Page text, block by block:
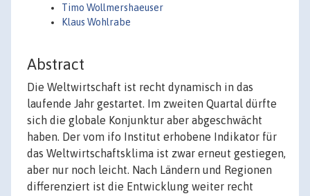
Timo Wollmershaeuser
Klaus Wohlrabe
Abstract
Die Weltwirtschaft ist recht dynamisch in das
laufende Jahr gestartet. Im zweiten Quartal dürfte
sich die globale Konjunktur aber abgeschwächt
haben. Der vom ifo Institut erhobene Indikator für
das Weltwirtschaftsklima ist zwar erneut gestiegen,
aber nur noch leicht. Nach Ländern und Regionen
differenziert ist die Entwicklung weiter recht